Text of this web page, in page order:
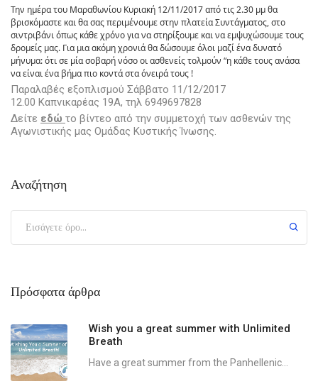
Την ημέρα του Μαραθωνίου Κυριακή 12/11/2017 από τις 2.30 μμ θα
βρισκόμαστε και θα σας περιμένουμε στην πλατεία Συντάγματος, στο
σιντριβάνι όπως κάθε χρόνο για να στηρίξουμε και να εμψυχώσουμε τους
δρομείς μας. Για μια ακόμη χρονιά θα δώσουμε όλοι μαζί ένα δυνατό
μήνυμα: ότι σε μία σοβαρή νόσο οι ασθενείς τολμούν “η κάθε τους ανάσα
να είναι ένα βήμα πιο κοντά στα όνειρά τους !
Παραλαβές εξοπλισμού Σάββατο 11/12/2017
12.00 Καπνικαρέας 19Α, τηλ 6949697828
Δείτε εδώ το βίντεο από την συμμετοχή των ασθενών της
Αγωνιστικής μας Ομάδας Κυστικής Ίνωσης.
Αναζήτηση
Πρόσφατα άρθρα
Wish you a great summer with Unlimited
Breath
Have a great summer from the Panhellenic...